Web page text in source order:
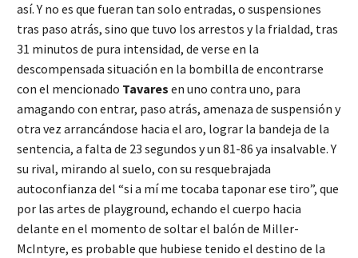
así. Y no es que fueran tan solo entradas, o suspensiones
tras paso atrás, sino que tuvo los arrestos y la frialdad, tras
31 minutos de pura intensidad, de verse en la
descompensada situación en la bombilla de encontrarse
con el mencionado Tavares en uno contra uno, para
amagando con entrar, paso atrás, amenaza de suspensión y
otra vez arrancándose hacia el aro, lograr la bandeja de la
sentencia, a falta de 23 segundos y un 81-86 ya insalvable. Y
su rival, mirando al suelo, con su resquebrajada
autoconfianza del “si a mí me tocaba taponar ese tiro”, que
por las artes de playground, echando el cuerpo hacia
delante en el momento de soltar el balón de Miller-
McIntyre, es probable que hubiese tenido el destino de la